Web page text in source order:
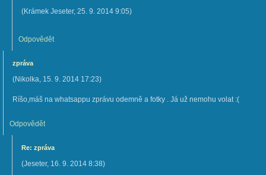
(Krámek Jeseter, 25. 9. 2014 9:05)
Odpovědět
zpráva
(Nikolka, 15. 9. 2014 17:23)
Ríšo,máš na whatsappu zprávu odemně a fotky . Já už nemohu volat :(
Odpovědět
Re: zpráva
(Jeseter, 16. 9. 2014 8:38)